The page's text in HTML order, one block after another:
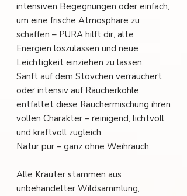
intensiven Begegnungen oder einfach,
um eine frische Atmosphäre zu
schaffen – PURA hilft dir, alte
Energien loszulassen und neue
Leichtigkeit einziehen zu lassen.
Sanft auf dem Stövchen verräuchert
oder intensiv auf Räucherkohle
entfaltet diese Räuchermischung ihren
vollen Charakter – reinigend, lichtvoll
und kraftvoll zugleich.
Natur pur – ganz ohne Weihrauch:
Alle Kräuter stammen aus
unbehandelter Wildsammlung,